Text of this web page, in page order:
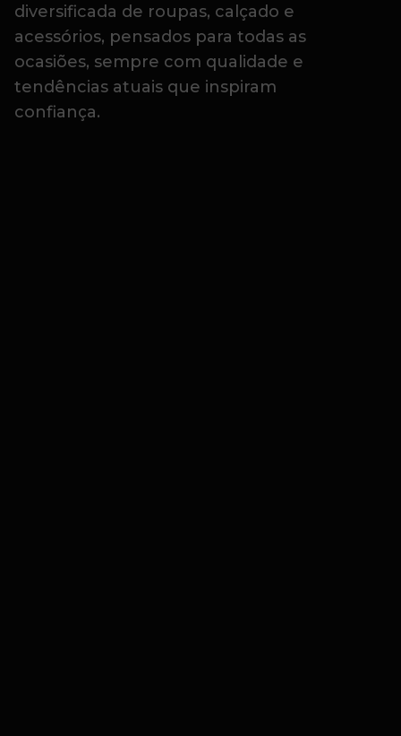
diversificada de roupas, calçado e
acessórios, pensados para todas as
ocasiões, sempre com qualidade e
tendências atuais que inspiram
confiança.